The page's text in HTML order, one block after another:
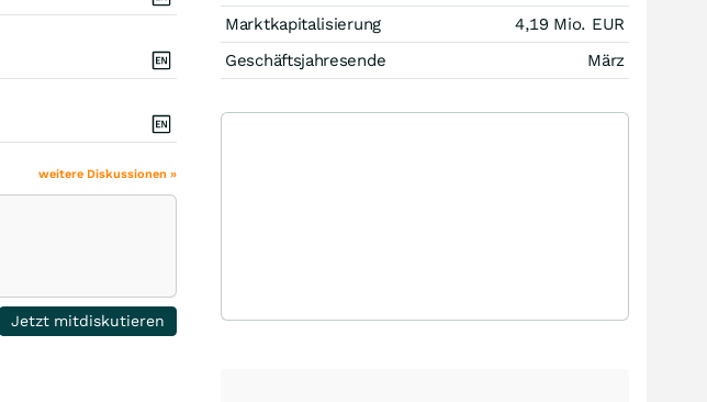
weitere Diskussionen »
Jetzt mitdiskutieren
Marktkapitalisierung
4,19 Mio. EUR
Geschäftsjahresende
März